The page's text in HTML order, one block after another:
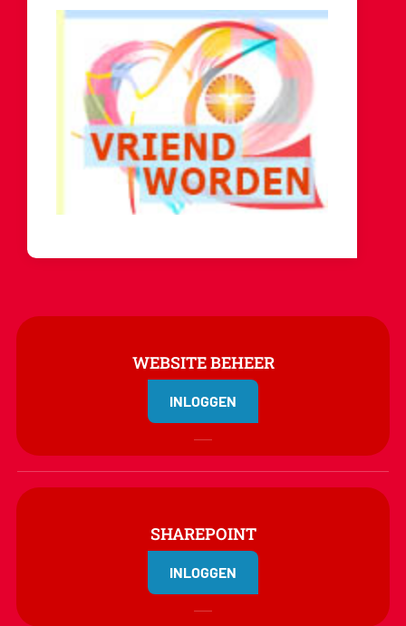
WEBSITE BEHEER
INLOGGEN
SHAREPOINT
INLOGGEN